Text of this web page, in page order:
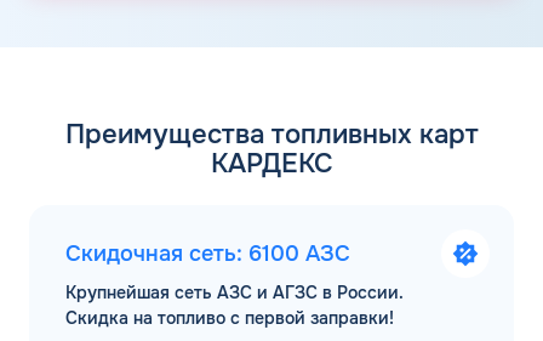
Преимущества топливных карт
КАРДЕКС
Скидочная сеть: 6100 АЗС
Крупнейшая сеть АЗС и АГЗС в России.
Скидка на топливо с первой заправки!